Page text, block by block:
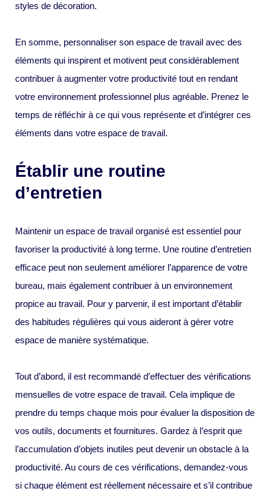
styles de décoration.
En somme, personnaliser son espace de travail avec des
éléments qui inspirent et motivent peut considérablement
contribuer à augmenter votre productivité tout en rendant
votre environnement professionnel plus agréable. Prenez le
temps de réfléchir à ce qui vous représente et d’intégrer ces
éléments dans votre espace de travail.
Établir une routine
d’entretien
Maintenir un espace de travail organisé est essentiel pour
favoriser la productivité à long terme. Une routine d’entretien
efficace peut non seulement améliorer l’apparence de votre
bureau, mais également contribuer à un environnement
propice au travail. Pour y parvenir, il est important d’établir
des habitudes régulières qui vous aideront à gérer votre
espace de manière systématique.
Tout d’abord, il est recommandé d’effectuer des vérifications
mensuelles de votre espace de travail. Cela implique de
prendre du temps chaque mois pour évaluer la disposition de
vos outils, documents et fournitures. Gardez à l’esprit que
l’accumulation d’objets inutiles peut devenir un obstacle à la
productivité. Au cours de ces vérifications, demandez-vous
si chaque élément est réellement nécessaire et s’il contribue